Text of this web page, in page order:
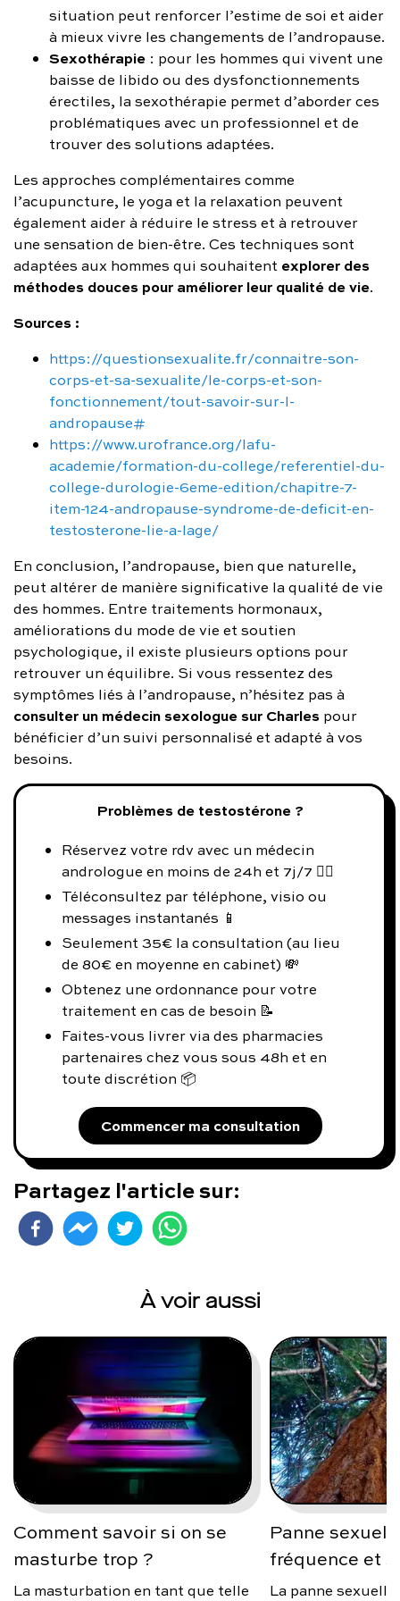
situation peut renforcer l’estime de soi et aider
à mieux vivre les changements de l’andropause.
Sexothérapie : pour les hommes qui vivent une
baisse de libido ou des dysfonctionnements
érectiles, la sexothérapie permet d’aborder ces
problématiques avec un professionnel et de
trouver des solutions adaptées.
Les approches complémentaires comme
l’acupuncture, le yoga et la relaxation peuvent
également aider à réduire le stress et à retrouver
une sensation de bien-être. Ces techniques sont
adaptées aux hommes qui souhaitent explorer des
méthodes douces pour améliorer leur qualité de vie.
Sources :
https://questionsexualite.fr/connaitre-son-
corps-et-sa-sexualite/le-corps-et-son-
fonctionnement/tout-savoir-sur-l-
andropause#
https://www.urofrance.org/lafu-
academie/formation-du-college/referentiel-du-
college-durologie-6eme-edition/chapitre-7-
item-124-andropause-syndrome-de-deficit-en-
testosterone-lie-a-lage/
En conclusion, l’andropause, bien que naturelle,
peut altérer de manière significative la qualité de vie
des hommes. Entre traitements hormonaux,
améliorations du mode de vie et soutien
psychologique, il existe plusieurs options pour
retrouver un équilibre. Si vous ressentez des
symptômes liés à l’andropause, n’hésitez pas à
consulter un médecin sexologue sur Charles pour
bénéficier d’un suivi personnalisé et adapté à vos
besoins.
Problèmes de testostérone ?
Réservez votre rdv avec un médecin
andrologue en moins de 24h et 7j/7 👨‍⚕️
Téléconsultez par téléphone, visio ou
messages instantanés 📱
Seulement 35€ la consultation (au lieu
de 80€ en moyenne en cabinet) 💸
Obtenez une ordonnance pour votre
traitement en cas de besoin 📝
Faites-vous livrer via des pharmacies
partenaires chez vous sous 48h et en
toute discrétion 📦
Commencer ma consultation
Partagez l'article sur:
À voir aussi
Comment savoir si on se
masturbe trop ?
La masturbation en tant que telle
Panne
fréquence et
La panne